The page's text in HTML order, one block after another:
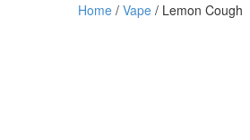
Home / Vape / Lemon Cough